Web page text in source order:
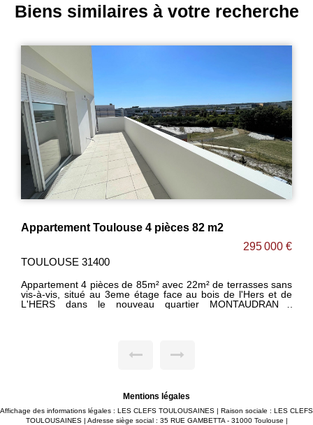
Biens similaires à votre recherche
4 pièces 82 m2
85m² avec 22m² de terrasses sans
face au bois de l'Hers et de
quartier MONTAUDRAN /
serviettes. -WC séparé. -2
DISPONIBLE
en dernier étage ! [
revenus ] Appartement 4 pièces de 112m² [93m² carrez] en
cette belle terrasse en
Possibilité de
parking en sous-sol avec
FONTENELLE LES CLEFS
Mentions légales
Affichage des informations légales : LES CLEFS TOULOUSAINES | Raison sociale : LES CLEFS
TOULOUSAINES | Adresse siège social : 35 RUE GAMBETTA - 31000 Toulouse |